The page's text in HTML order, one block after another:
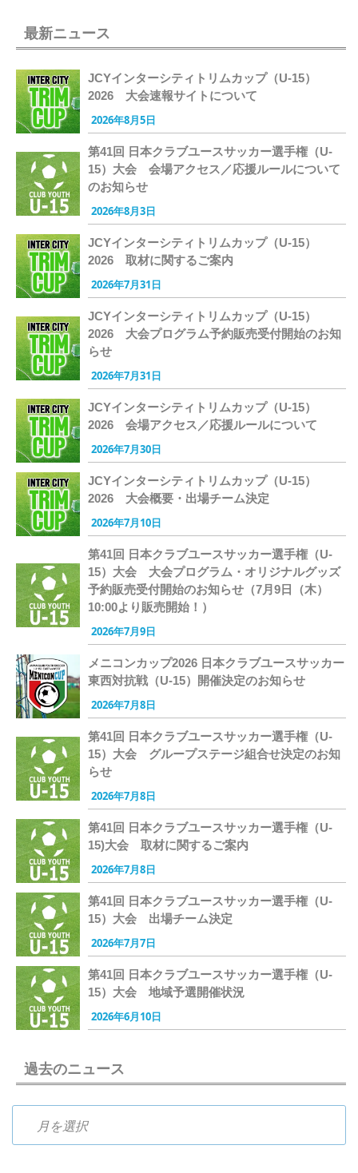
最新ニュース
JCYインターシティトリムカップ（U-15）
2026 大会速報サイトについて
2026年8月5日
第41回 日本クラブユースサッカー選手権（U-
15）大会 会場アクセス／応援ルールについて
のお知らせ
2026年8月3日
JCYインターシティトリムカップ（U-15）
2026 取材に関するご案内
2026年7月31日
JCYインターシティトリムカップ（U-15）
2026 大会プログラム予約販売受付開始のお知
らせ
2026年7月31日
JCYインターシティトリムカップ（U-15）
2026 会場アクセス／応援ルールについて
2026年7月30日
JCYインターシティトリムカップ（U-15）
2026 大会概要・出場チーム決定
2026年7月10日
第41回 日本クラブユースサッカー選手権（U-
15）大会 大会プログラム・オリジナルグッズ
予約販売受付開始のお知らせ（7月9日（木）
10:00より販売開始！）
2026年7月9日
メニコンカップ2026 日本クラブユースサッカー
東西対抗戦（U-15）開催決定のお知らせ
2026年7月8日
第41回 日本クラブユースサッカー選手権（U-
15）大会 グループステージ組合せ決定のお知
らせ
2026年7月8日
第41回 日本クラブユースサッカー選手権（U-
15)大会 取材に関するご案内
2026年7月8日
第41回 日本クラブユースサッカー選手権（U-
15）大会 出場チーム決定
2026年7月7日
第41回 日本クラブユースサッカー選手権（U-
15）大会 地域予選開催状況
2026年6月10日
過去のニュース